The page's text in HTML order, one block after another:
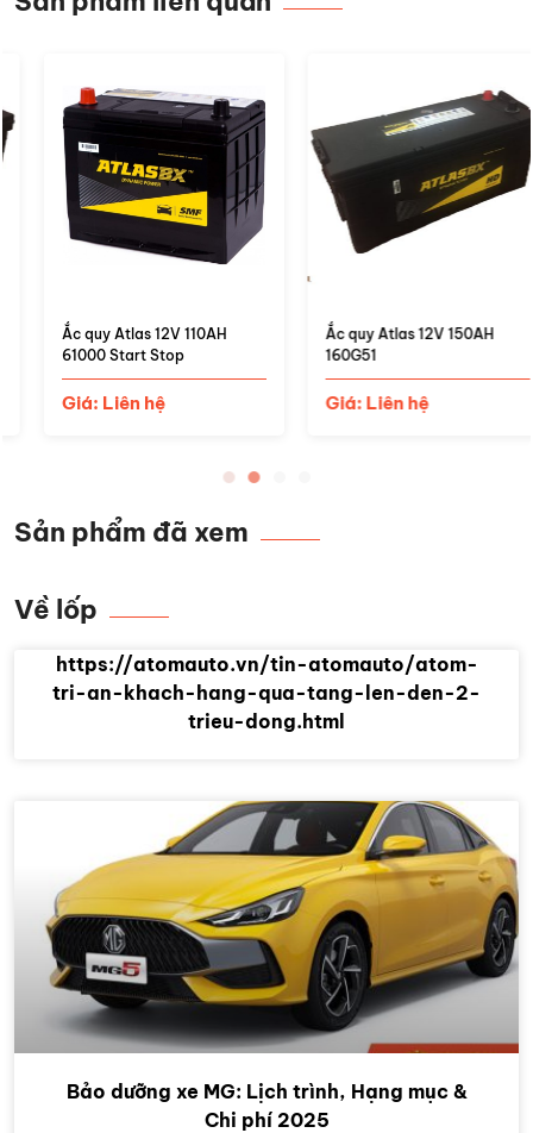
Ắc quy Atlas 12V 150AH
160G51
Giá: Liên hệ
Ắc quy Atlas 12V 120AH
135F51
Giá: Liên hệ
Sản phẩm đã xem
Về lốp
https://atomauto.vn/tin-atomauto/atom-
tri-an-khach-hang-qua-tang-len-den-2-
trieu-dong.html
Bảo dưỡng xe MG: Lịch trình, Hạng mục &
Chi phí 2025